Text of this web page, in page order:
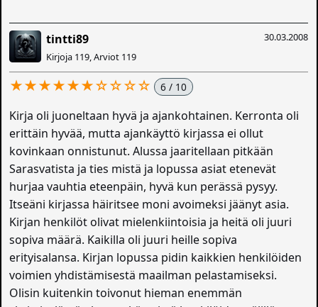
30.03.2008
tintti89
Kirjoja 119, Arviot 119
★★★★★★☆☆☆☆ 6 / 10
Kirja oli juoneltaan hyvä ja ajankohtainen. Kerronta oli
erittäin hyvää, mutta ajankäyttö kirjassa ei ollut
kovinkaan onnistunut. Alussa jaaritellaan pitkään
Sarasvatista ja ties mistä ja lopussa asiat etenevät
hurjaa vauhtia eteenpäin, hyvä kun perässä pysyy.
Itseäni kirjassa häiritsee moni avoimeksi jäänyt asia.
Kirjan henkilöt olivat mielenkiintoisia ja heitä oli juuri
sopiva määrä. Kaikilla oli juuri heille sopiva
erityisalansa. Kirjan lopussa pidin kaikkien henkilöiden
voimien yhdistämisestä maailman pelastamiseksi.
Olisin kuitenkin toivonut hieman enemmän